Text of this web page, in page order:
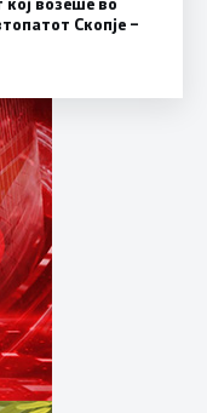
Скопје –